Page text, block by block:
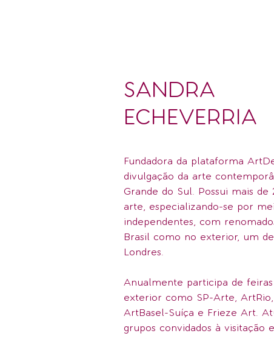
SANDRA
ECHEVERRIA
Fundadora da plataforma
divulgação da arte
Grande do Sul. Possui mais de
arte, especializando-se por
independentes, com
Brasil como no exterior, um
Londres.
Anualmente participa de
exterior como SP-Arte,
ArtBasel-Suíça e Frieze Art.
grupos convidados à visitação